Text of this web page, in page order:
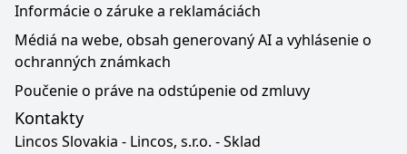
Informácie o záruke a reklamáciách
Médiá na webe, obsah generovaný AI a vyhlásenie o
ochranných známkach
Poučenie o práve na odstúpenie od zmluvy
Kontakty
Lincos Slovakia - Lincos, s.r.o. - Sklad